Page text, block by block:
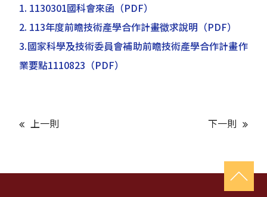
1. 1130301國科會來函 （PDF）
2. 113年度前瞻技術產學合作計畫徵求說明 （PDF）
3.國家科學及技術委員會補助前瞻技術產學合作計畫作
業要點1110823 （PDF）
上一則 下一則